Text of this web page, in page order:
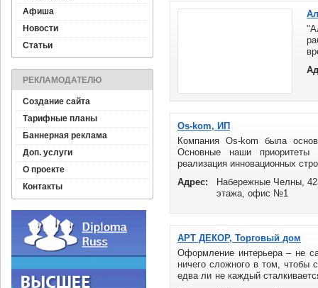
Афиша
Новости
Статьи
РЕКЛАМОДАТЕЛЮ
Создание сайта
Тарифные планы
Баннерная реклама
Доп. услуги
О проекте
Контакты
Os-kom, ИП
Компания Os-kom была
Основные наши приоритеты
реализация инновационных
Адрес:
Набережные Челны,
этажа, офис №1
АРТ ДЕКОР, Торговый дом
Оформление интерьера – не
ничего сложного в том, чтобы
едва ли не каждый